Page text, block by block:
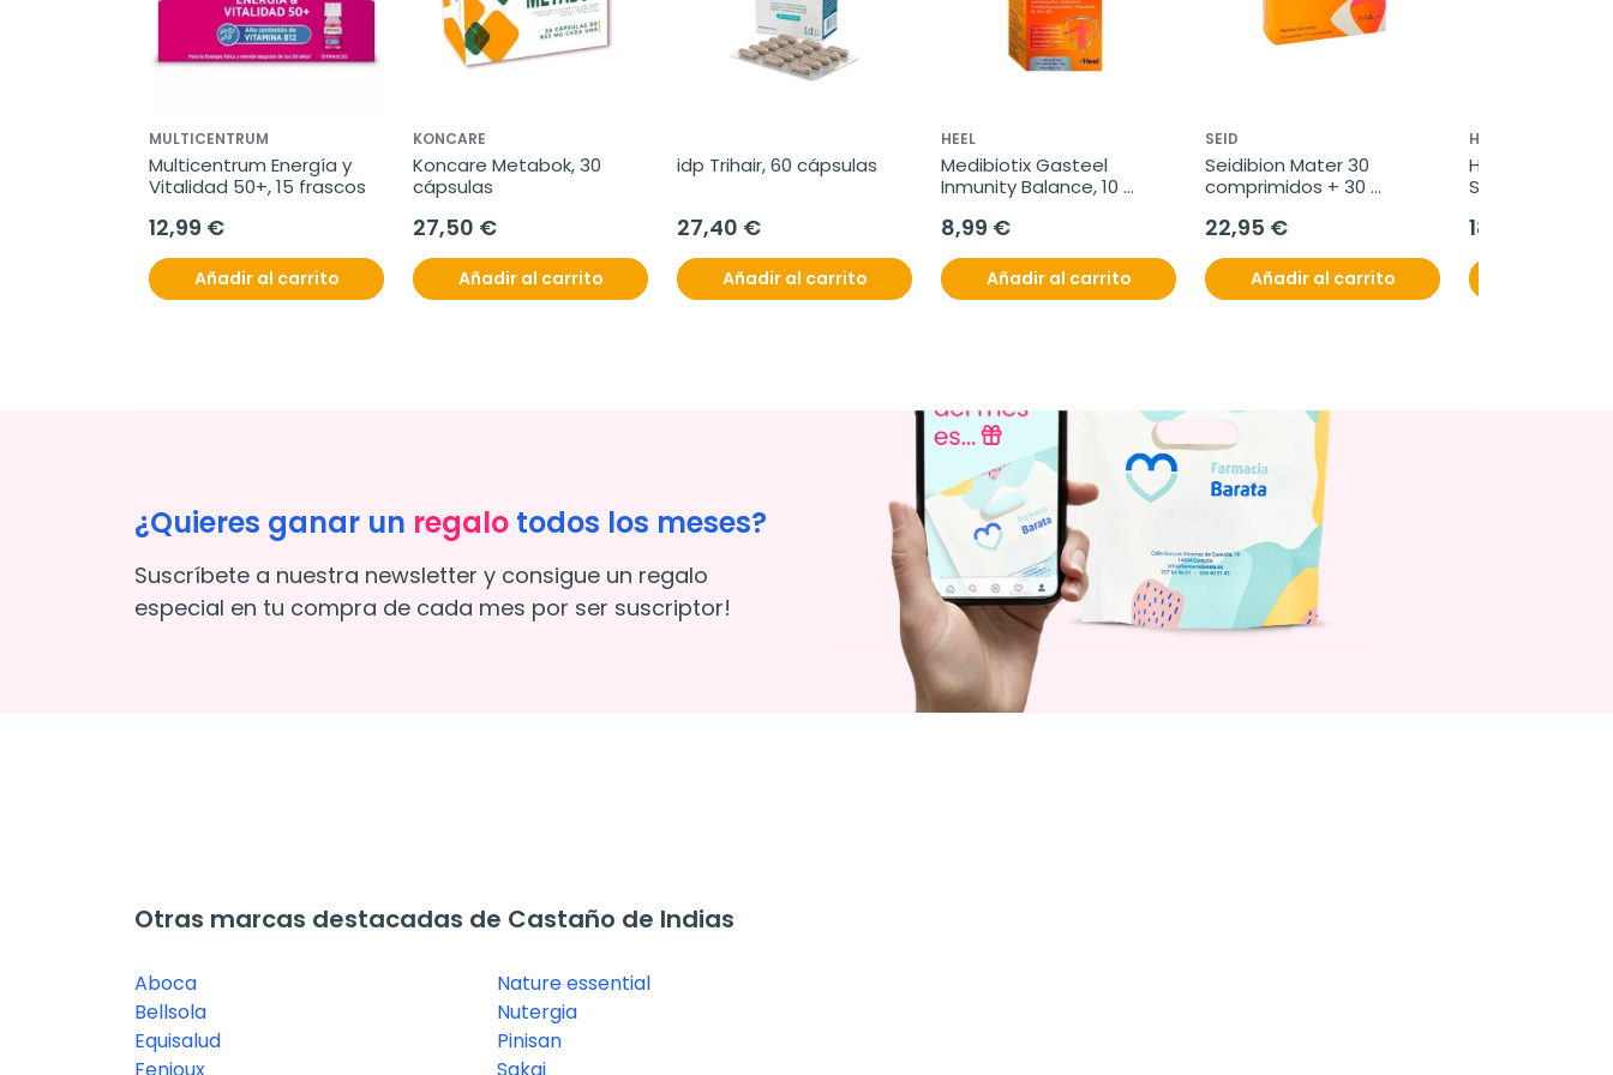
MULTICENTRUM
Multicentrum Energía y
Vitalidad 50+, 15 frascos
12,99 €
Añadir al carrito
KONCARE
Koncare Metabok, 30
cápsulas
27,50 €
Añadir al carrito
idp Trihair, 60 cápsulas
27,40 €
Añadir al carrito
HEEL
Medibiotix Gasteel
Inmunity Balance, 10
8,99 €
Añadir al carrito
SEID
Seidibion Mater 30
comprimidos + 30
22,95 €
Añadir al carrito
HELIOCARE
Heliocare 360
Stick Solar
18,50 €
¿Quieres ganar un regalo todos los meses?
Suscríbete a nuestra newsletter y consigue un regalo
especial en tu compra de cada mes por ser suscriptor!
Otras marcas destacadas de Castaño de Indias
Aboca
Bellsola
Equisalud
Nature essential
Nutergia
Pinisan